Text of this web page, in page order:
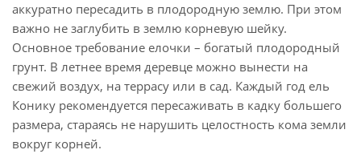
аккуратно пересадить в плодородную землю. При этом
важно не заглубить в землю корневую шейку.
Основное требование елочки – богатый плодородный
грунт. В летнее время деревце можно вынести на
свежий воздух, на террасу или в сад. Каждый год ель
Конику рекомендуется пересаживать в кадку большего
размера, стараясь не нарушить целостность кома земли
вокруг корней.